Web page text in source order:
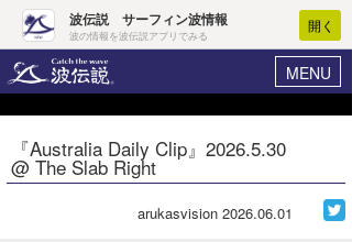
波伝説 サーフィン波情報
波の情報を波伝説アプリでみる
開く
MENU
ヘルプ マイホーム
ログイン
『Australia Daily Clip』2026.5.30
@ The Slab Right
arukasvision 2026.06.01
Core Surf Japan